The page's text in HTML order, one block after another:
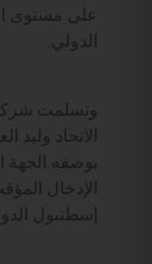
على مستوى
الدولي.
وتسلمت
الاتحاد وليد
بوصفه الجهة
الإدخال
إسطنبول